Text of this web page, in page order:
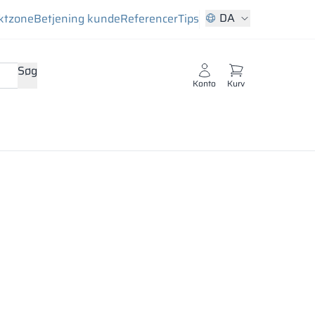
Betjening kundeReferencerTips DA
Søg
Konto Kurv